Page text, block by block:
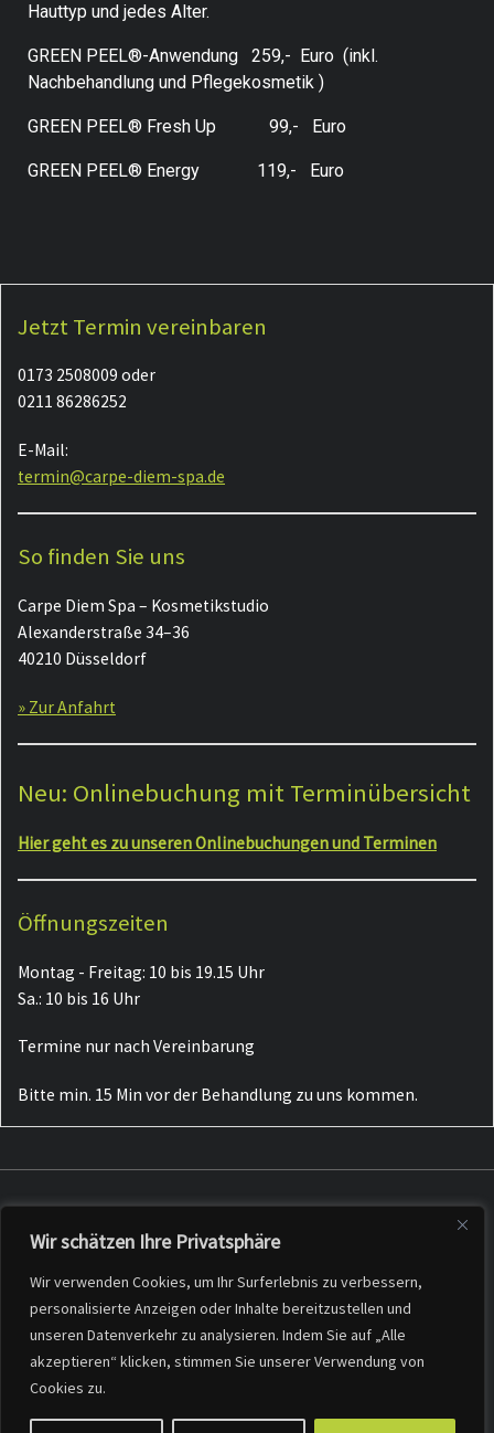
Wir schätzen Ihre Privatsphäre
Wir verwenden Cookies, um Ihr Surferlebnis zu verbessern,
personalisierte Anzeigen oder Inhalte bereitzustellen und
unseren Datenverkehr zu analysieren. Indem Sie auf „Alle
akzeptieren“ klicken, stimmen Sie unserer Verwendung von
Cookies zu.
Hauttyp und jedes Alter.
GREEN PEEL®-Anwendung 259,- Euro (inkl.
Nachbehandlung und Pflegekosmetik )
GREEN PEEL® Fresh Up 99,- Euro
GREEN PEEL® Energy 119,- Euro
Jetzt Termin vereinbaren
0173 2508009 oder
0211 86286252
E-Mail:
termin@carpe-diem-spa.de
So finden Sie uns
Carpe Diem Spa – Kosmetikstudio
Alexanderstraße 34–36
40210 Düsseldorf
» Zur Anfahrt
Neu: Onlinebuchung mit Terminübersicht
Hier geht es zu unseren Onlinebuchungen und Terminen
Öffnungszeiten
Montag - Freitag: 10 bis 19.15 Uhr
Sa.: 10 bis 16 Uhr
Termine nur nach Vereinbarung
Bitte min. 15 Min vor der Behandlung zu uns kommen.
Datenschutzerklärung
Impressum
Bildnachweis